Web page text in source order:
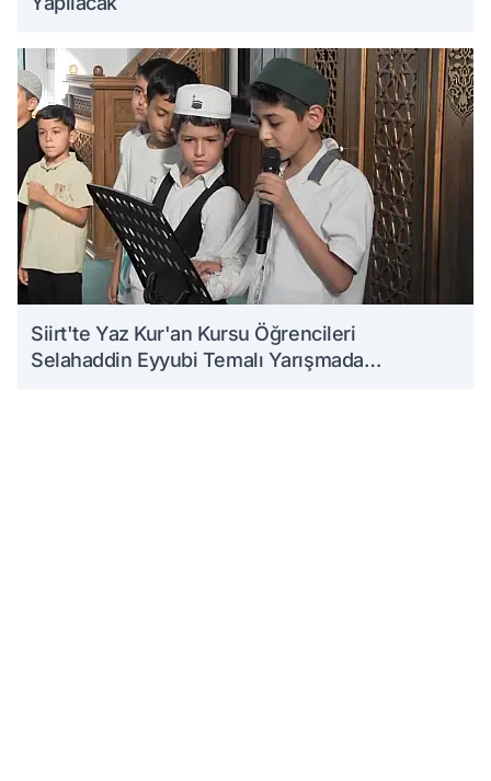
Siirt'te Yaz Kur'an Kursu Öğrencileri
Selahaddin Eyyubi Temalı Yarışmada